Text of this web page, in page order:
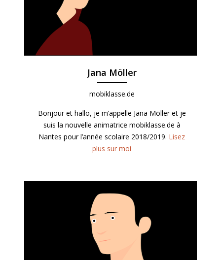
Jana Möller
mobiklasse.de
Bonjour et hallo, je m’appelle Jana Möller et je
suis la nouvelle animatrice mobiklasse.de à
Nantes pour l’année scolaire 2018/2019. Lisez
plus sur moi